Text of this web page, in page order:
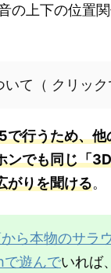
の上下の位置
て（ クリック
で行うため、
ンでも同じ「
がりを聞ける。
から本物のサラ
で遊んでいれば